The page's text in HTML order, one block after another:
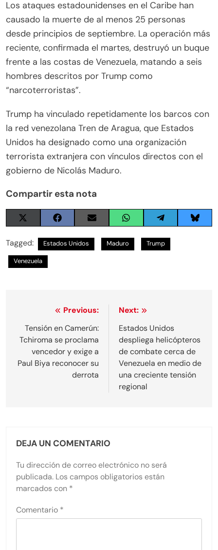
Los ataques estadounidenses en el Caribe han
causado la muerte de al menos 25 personas
desde principios de septiembre. La operación más
reciente, confirmada el martes, destruyó un buque
frente a las costas de Venezuela, matando a seis
hombres descritos por Trump como
“narcoterroristas”.
Trump ha vinculado repetidamente los barcos con
la red venezolana Tren de Aragua, que Estados
Unidos ha designado como una organización
terrorista extranjera con vínculos directos con el
gobierno de Nicolás Maduro.
Compartir esta nota
Share
on
X
(Twitter)
Share
on
Facebook
Share
on
Email
Share
on
WhatsApp
Share
on
Telegram
Share
on
Tagged: Estados Unidos Maduro Trump
Venezuela
Navegación
de
entradas
Previous:
Tensión en Camerún:
Tchiroma se proclama
vencedor y exige a
Paul Biya reconocer su
derrota
Next:
Estados Unidos
despliega helicópteros
de combate cerca de
Venezuela en medio de
una creciente tensión
regional
DEJA UN COMENTARIO
Tu dirección de correo electrónico no será
publicada. Los campos obligatorios están
marcados con *
Comentario *